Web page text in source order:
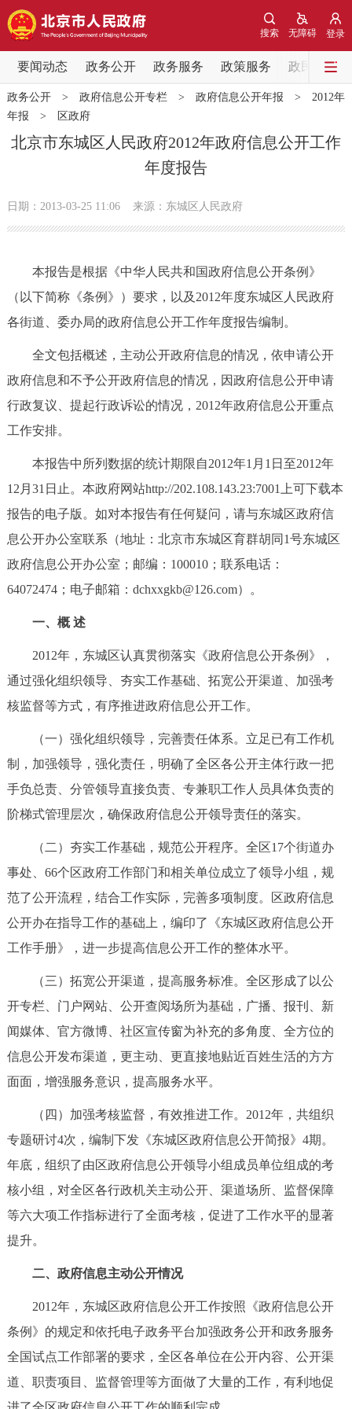
登录
无障碍
搜索
要闻动态 政务公开 政务服务 政策服务 政民互动
要闻动态
党中央精神 国务院信息 中央部委动态
北京要闻 会议信息 部门动态
市领导 机构职能 政策服务
政策兑现 政策解读 回应关切
决策公开 专题公开
政务服务
便民服务 利企服务 投资项目
中介服务 阳光政务
政民互动
12345网上接诉即办
参与调查 在线访谈 图说互动
走进北京
绿色北京 图说北京 视频北京
ENGLISH 한국어 日本語
DEUTSCH FRANÇAIS РУССКИЙ ЯЗЫК
العربية
政务公开> 政府信息公开专栏> 政府信息公开年报 > 2012年
年报 > 区政府
北京市东城区人民政府2012年政府信息公开工作
年度报告
日期：2013-03-25 11:06 来源：东城区人民政府
本报告是根据《中华人民共和国政府信息公开条例》
（以下简称《条例》）要求，以及2012年度东城区人民政府
各街道、委办局的政府信息公开工作年度报告编制。
全文包括概述，主动公开政府信息的情况，依申请公开
政府信息和不予公开政府信息的情况，因政府信息公开申请
行政复议、提起行政诉讼的情况，2012年政府信息公开重点
工作安排。
本报告中所列数据的统计期限自2012年1月1日至2012年
12月31日止。本政府网站http://202.108.143.23:7001上可下载本
报告的电子版。如对本报告有任何疑问，请与东城区政府信
息公开办公室联系（地址：北京市东城区育群胡同1号东城区
政府信息公开办公室；邮编：100010；联系电话：
64072474；电子邮箱：dchxxgkb@126.com）。
一、概 述
2012年，东城区认真贯彻落实《政府信息公开条例》，
通过强化组织领导、夯实工作基础、拓宽公开渠道、加强考
核监督等方式，有序推进政府信息公开工作。
（一）强化组织领导，完善责任体系。立足已有工作机
制，加强领导，强化责任，明确了全区各公开主体行政一把
手负总责、分管领导直接负责、专兼职工作人员具体负责的
阶梯式管理层次，确保政府信息公开领导责任的落实。
（二）夯实工作基础，规范公开程序。全区17个街道办
事处、66个区政府工作部门和相关单位成立了领导小组，规
范了公开流程，结合工作实际，完善多项制度。区政府信息
公开办在指导工作的基础上，编印了《东城区政府信息公开
工作手册》，进一步提高信息公开工作的整体水平。
（三）拓宽公开渠道，提高服务标准。全区形成了以公
开专栏、门户网站、公开查阅场所为基础，广播、报刊、新
闻媒体、官方微博、社区宣传窗为补充的多角度、全方位的
信息公开发布渠道，更主动、更直接地贴近百姓生活的方方
面面，增强服务意识，提高服务水平。
（四）加强考核监督，有效推进工作。2012年，共组织
专题研讨4次，编制下发《东城区政府信息公开简报》4期。
年底，组织了由区政府信息公开领导小组成员单位组成的考
核小组，对全区各行政机关主动公开、渠道场所、监督保障
等六大项工作指标进行了全面考核，促进了工作水平的显著
提升。
二、政府信息主动公开情况
2012年，东城区政府信息公开工作按照《政府信息公开
条例》的规定和依托电子政务平台加强政务公开和政务服务
全国试点工作部署的要求，全区各单位在公开内容、公开渠
道、职责项目、监督管理等方面做了大量的工作，有利地促